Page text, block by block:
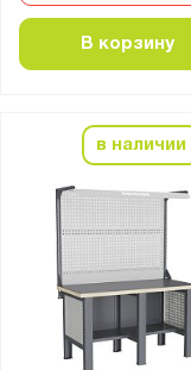
В корзину
в наличии
Желто-
Небесно-
Серый
Синий
Телегрей
Чёрно-